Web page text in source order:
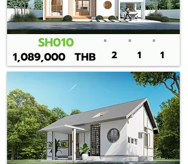
SH010
1,089,000 THB 2 1 1